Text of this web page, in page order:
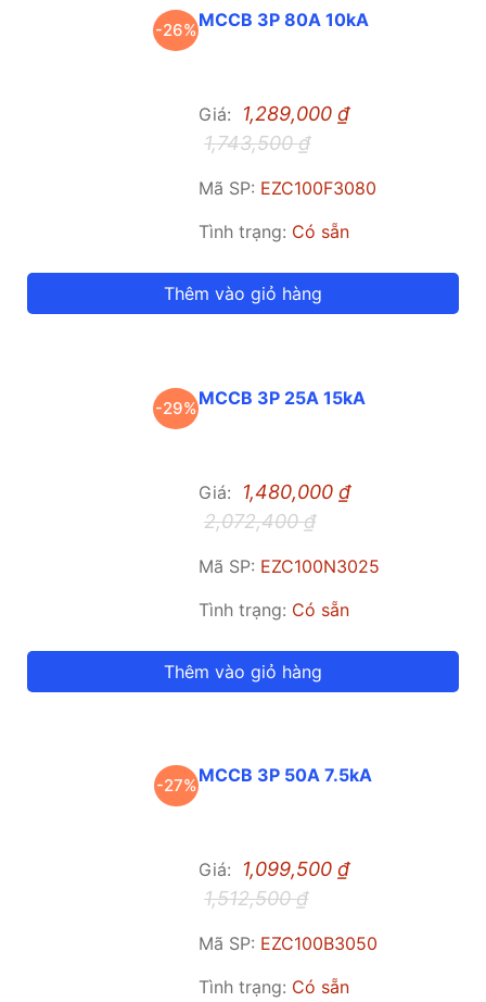
-26%MCCB 3P 80A 10kA
Giá: 1,289,000₫
1,743,500₫
Mã SP: EZC100F3080
Tình trạng: Có sẵn
Thêm vào giỏ hàng
-29%MCCB 3P 25A 15kA
Giá: 1,480,000₫
2,072,400₫
Mã SP: EZC100N3025
Tình trạng: Có sẵn
Thêm vào giỏ hàng
-27%MCCB 3P 50A 7.5kA
Giá: 1,099,500₫
1,512,500₫
Mã SP: EZC100B3050
Tình trạng: Có sẵn